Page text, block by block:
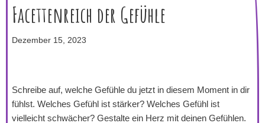
Facettenreich der Gefühle
Dezember 15, 2023
Schreibe auf, welche Gefühle du jetzt in diesem Moment in dir
fühlst. Welches Gefühl ist stärker? Welches Gefühl ist
vielleicht schwächer? Gestalte ein Herz mit deinen Gefühlen.